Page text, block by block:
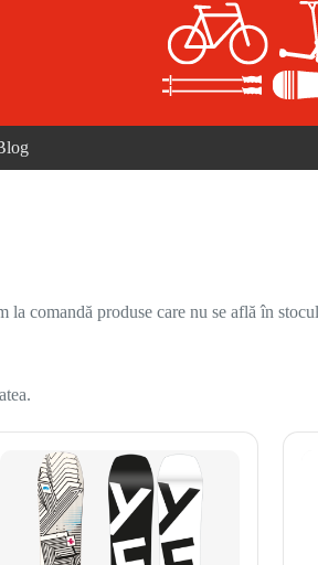
comandă produse care nu se află în